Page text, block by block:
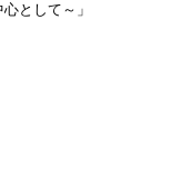
として～」